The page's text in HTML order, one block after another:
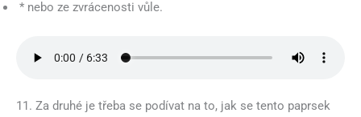
* nebo ze zvrácenosti vůle.
11. Za druhé je třeba se podívat na to, jak se tento paprsek